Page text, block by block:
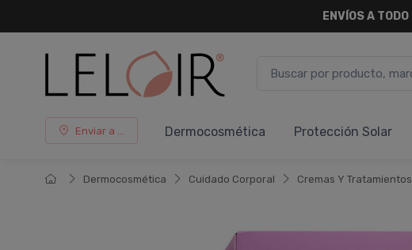
Enviar a ... Dermocosmética Protección Solar
Dermocosmética Cuidado Corporal Cremas Y Tratamientos